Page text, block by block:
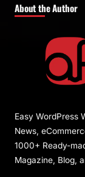
About the Author
Easy WordPress
News,
1000+ Ready-
Magazine, Blog,